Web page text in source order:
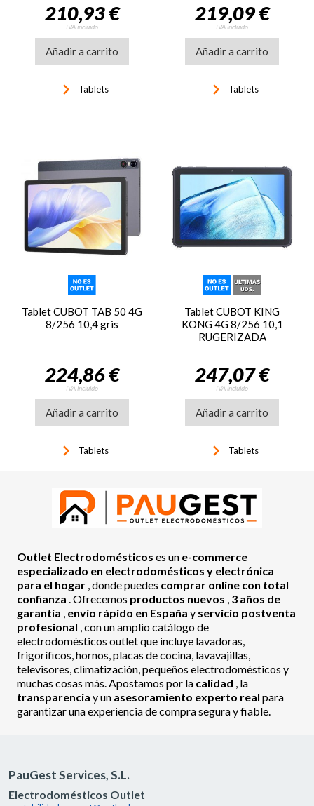
210,93 €
IVA incluido
Añadir a carrito
keyboard_arrow_right Tablets
219,09 €
IVA incluido
Añadir a carrito
keyboard_arrow_right Tablets
Tablet CUBOT TAB 50 4G
8/256 10,4 gris
224,86 €
IVA incluido
Añadir a carrito
keyboard_arrow_right Tablets
Tablet CUBOT KING
KONG 4G 8/256 10,1
RUGERIZADA
247,07 €
IVA incluido
Añadir a carrito
keyboard_arrow_right Tablets
Outlet Electrodomésticos es un e-commerce
especializado en electrodomésticos y electrónica
para el hogar , donde puedes comprar online con total
confianza . Ofrecemos productos nuevos , 3 años de
garantía , envío rápido en España y servicio postventa
profesional , con un amplio catálogo de
electrodomésticos outlet que incluye lavadoras,
frigoríficos, hornos, placas de cocina, lavavajillas,
televisores, climatización, pequeños electrodomésticos y
muchas cosas más. Apostamos por la calidad , la
transparencia y un asesoramiento experto real para
garantizar una experiencia de compra segura y fiable.
PauGest Services, S.L.
Electrodomésticos Outlet